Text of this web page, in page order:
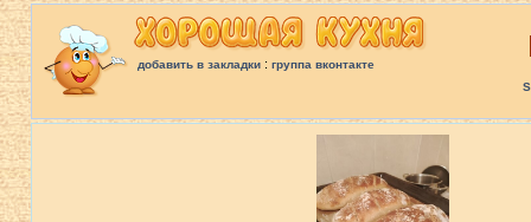
добавить в закладки: группа вконтакте